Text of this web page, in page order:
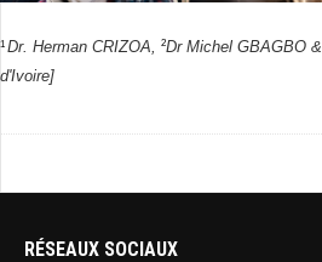
1 Dr. Herman CRIZOA, 2Dr Michel GBAGBO &
d'Ivoire]
RÉSEAUX SOCIAUX